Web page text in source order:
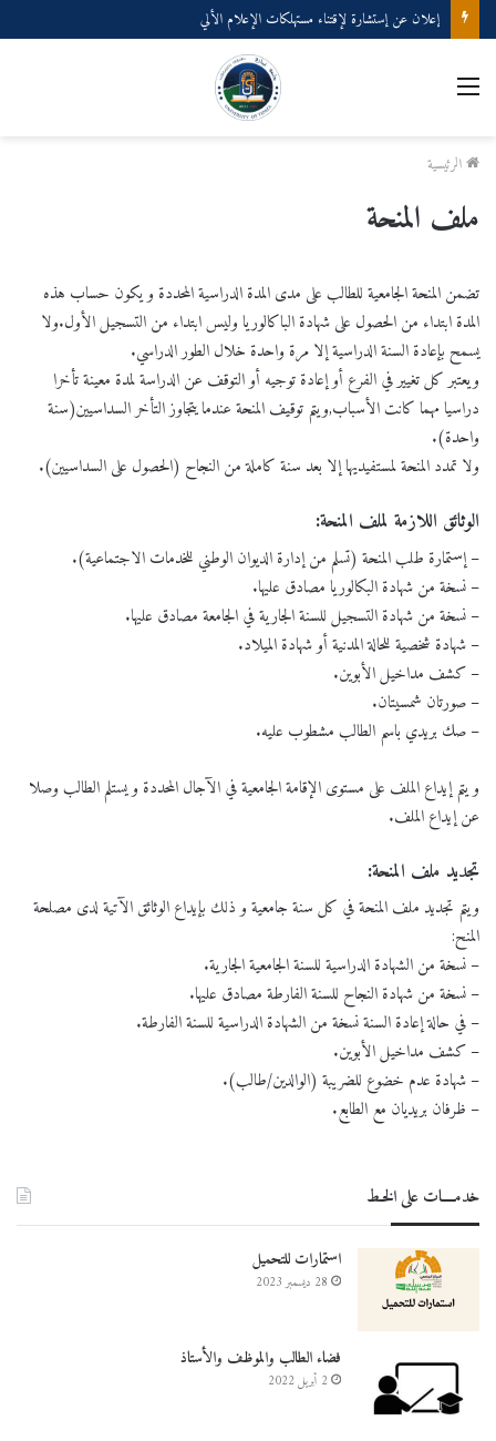
إعلان عن إستشارة لإقتناء مستهلكات الإعلام الألي
القائمة
الرئيسية
ملف المنحة
تضمن المنحة الجامعية للطالب على مدى المدة الدراسية المحددة و يكون حساب هذه
المدة ابتداء من الحصول على شهادة الباكالوريا وليس ابتداء من التسجيل الأول.ولا
يسمح بإعادة السنة الدراسية إلا مرة واحدة خلال الطور الدراسي.
ويعتبر كل تغيير في الفرع أو إعادة توجيه أو التوقف عن الدراسة لمدة معينة تأخرا
دراسيا مهما كانت الأسباب,ويتم توقيف المنحة عندما يتجاوز التأخر السداسيين(سنة
واحدة).
ولا تمدد المنحة لمستفيديها إلا بعد سنة كاملة من النجاح (الحصول على السداسيين).
الوثائق اللازمة لملف المنحة:
– إستمارة طلب المنحة (تسلم من إدارة الديوان الوطني للخدمات الاجتماعية).
– نسخة من شهادة البكالوريا مصادق عليها.
– نسخة من شهادة التسجيل للسنة الجارية في الجامعة مصادق عليها.
– شهادة شخصية للحالة المدنية أو شهادة الميلاد.
– كشف مداخيل الأبوين.
– صورتان شمسيتان.
– صك بريدي باسم الطالب مشطوب عليه.
و يتم إيداع الملف على مستوى الإقامة الجامعية في الآجال المحددة و يستلم الطالب وصلا
عن إيداع الملف.
تجديد ملف المنحة:
ويتم تجديد ملف المنحة في كل سنة جامعية و ذلك بإيداع الوثائق الآتية لدى مصلحة
المنح:
– نسخة من الشهادة الدراسية للسنة الجامعية الجارية.
– نسخة من شهادة النجاح للسنة الفارطة مصادق عليها.
– في حالة إعادة السنة نسخة من الشهادة الدراسية للسنة الفارطة.
– كشف مداخيل الأبوين.
– شهادة عدم خضوع للضريبة (الوالدين/طالب).
– ظرفان بريديان مع الطابع.
خدمــــات على الخـط
استمارات للتحميل
28 ديسمبر 2023
فضاء الطالب والموظف والأستاذ
2 أبريل 2022